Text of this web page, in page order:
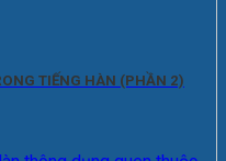
TIẾNG HÀN (PHẦN 2)